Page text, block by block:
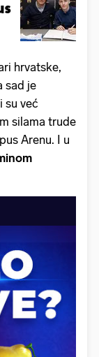
hrvatske,
sad je
su već
silama trude
Arenu. I u